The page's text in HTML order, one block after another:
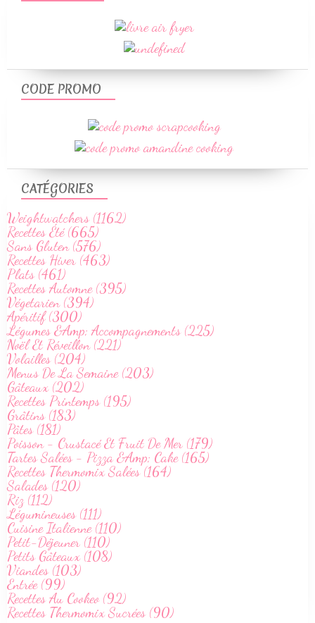
CATÉGORIES
Weightwatchers (1162)
Recettes Été (665)
Sans Gluten (576)
Recettes Hiver (463)
Plats (461)
Recettes Automne (395)
Végetarien (394)
Apéritif (300)
Légumes &Amp; Accompagnements (225)
Noël Et Réveillon (221)
Volailles (204)
Menus De La Semaine (203)
Gâteaux (202)
Recettes Printemps (195)
Grâtins (183)
Pâtes (181)
Poisson - Crustacé Et Fruit De Mer (179)
Tartes Salées - Pizza &Amp; Cake (165)
Recettes Thermomix Salées (164)
Salades (120)
Riz (112)
Légumineuses (111)
Cuisine Italienne (110)
Petit-Déjeuner (110)
Petits Gâteaux (108)
Viandes (103)
Entrée (99)
Recettes Au Cookeo (92)
Recettes Thermomix Sucrées (90)
CODE PROMO